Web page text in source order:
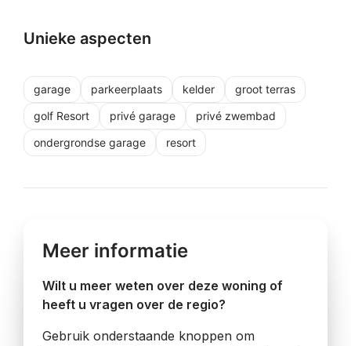
Unieke aspecten
garage parkeerplaats kelder
groot terras
golf Resort
privé garage
privé zwembad
ondergrondse garage
resort
Meer informatie
Wilt u meer weten over deze woning of
heeft u vragen over de regio?
Gebruik onderstaande knoppen om